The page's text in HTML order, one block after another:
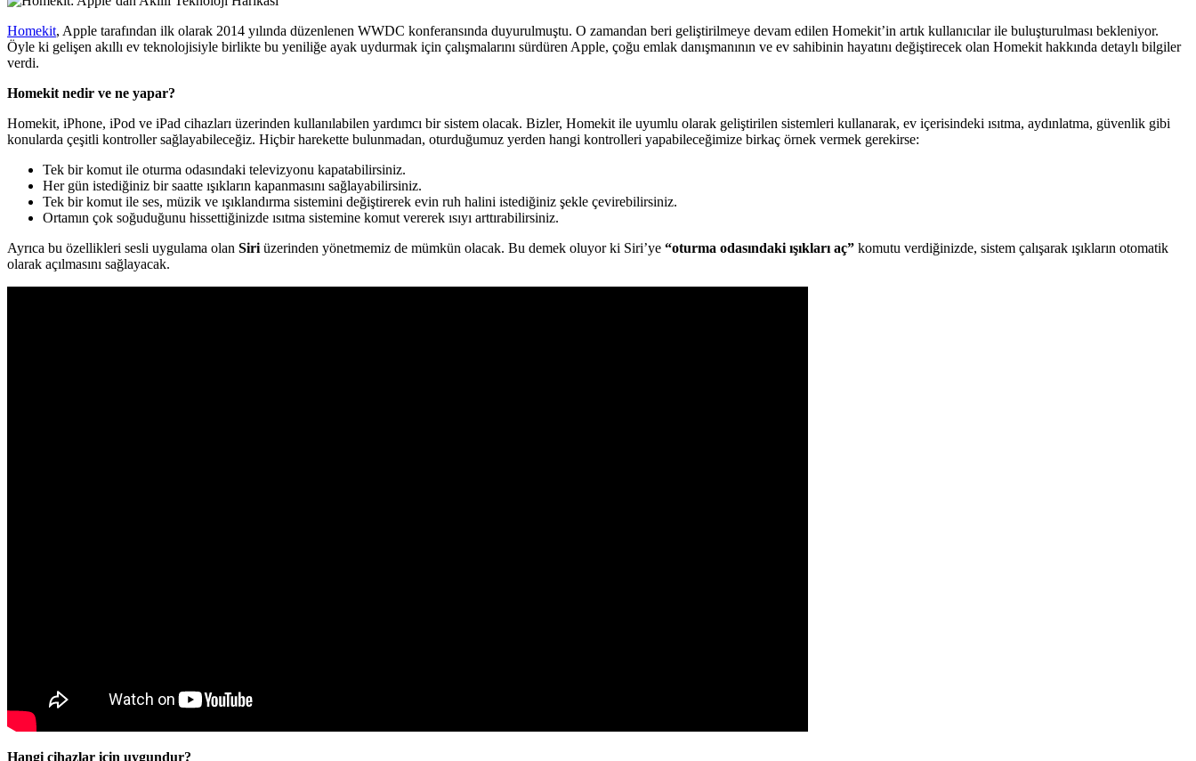
Homekit, Apple tarafından ilk olarak 2014 yılında düzenlenen WWDC konferansında duyurulmuştu. O zamandan beri geliştirilmeye devam edilen Homekit’in artık kullanıcılar ile buluşturulması bekleniyor.
Öyle ki gelişen akıllı ev teknolojisiyle birlikte bu yeniliğe ayak uydurmak için çalışmalarını sürdüren Apple, çoğu emlak danışmanının ve ev sahibinin hayatını değiştirecek olan Homekit hakkında detaylı bilgiler
verdi.
Homekit nedir ve ne yapar?
Homekit, iPhone, iPod ve iPad cihazları üzerinden kullanılabilen yardımcı bir sistem olacak. Bizler, Homekit ile uyumlu olarak geliştirilen sistemleri kullanarak, ev içerisindeki ısıtma, aydınlatma, güvenlik gibi
konularda çeşitli kontroller sağlayabileceğiz. Hiçbir harekette bulunmadan, oturduğumuz yerden hangi kontrolleri yapabileceğimize birkaç örnek vermek gerekirse:
Tek bir komut ile oturma odasındaki televizyonu kapatabilirsiniz.
Her gün istediğiniz bir saatte ışıkların kapanmasını sağlayabilirsiniz.
Tek bir komut ile ses, müzik ve ışıklandırma sistemini değiştirerek evin ruh halini istediğiniz şekle çevirebilirsiniz.
Ortamın çok soğuduğunu hissettiğinizde ısıtma sistemine komut vererek ısıyı arttırabilirsiniz.
Ayrıca bu özellikleri sesli uygulama olan Siri üzerinden yönetmemiz de mümkün olacak. Bu demek oluyor ki Siri’ye “oturma odasındaki ışıkları aç” komutu verdiğinizde, sistem çalışarak ışıkların otomatik
olarak açılmasını sağlayacak.
Hangi cihazlar için uygundur?